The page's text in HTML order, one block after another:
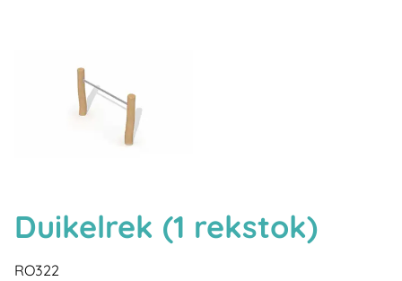
Duikelrek (1 rekstok)
RO322